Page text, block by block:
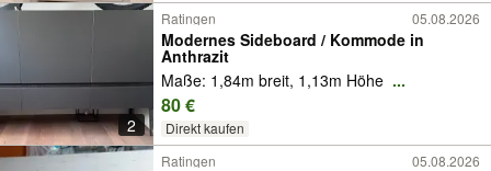
2
Ratingen 05.08.2026
Modernes Sideboard / Kommode in
Anthrazit
Maße: 1,84m breit, 1,13m Höhe ...
80 €
Direkt kaufen
Ratingen 05.08.2026